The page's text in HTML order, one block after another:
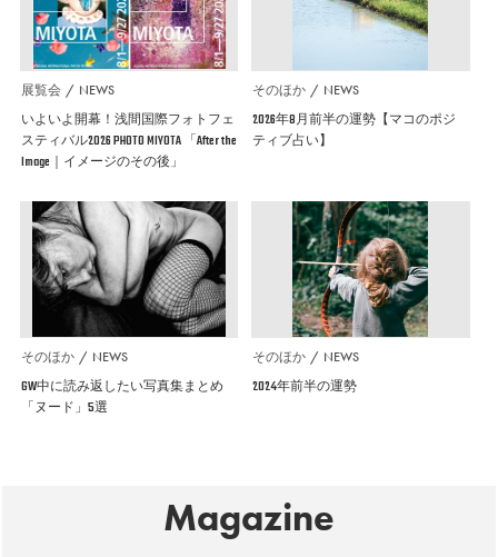
展覧会 NEWS
いよいよ開幕！浅間国際フォトフェ
スティバル2026 PHOTO MIYOTA 「After the
Image｜イメージのその後」
そのほか NEWS
2026年8月前半の運勢【マコのポジ
ティブ占い】
そのほか NEWS
GW中に読み返したい写真集まとめ
「ヌード」5選
そのほか NEWS
2024年前半の運勢
Magazine